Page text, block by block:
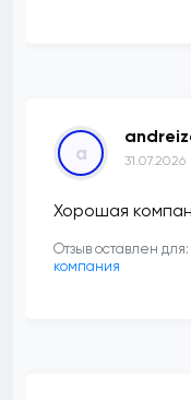
a 31.07.2026
Хорошая
Отзыв оставлен для:
компания